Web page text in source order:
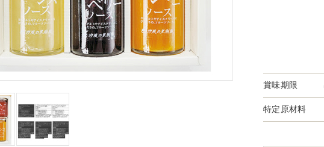
賞味期限
特定原材料